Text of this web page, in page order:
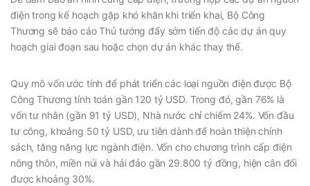
điện trong kế hoạch gặp khó khăn khi triển khai, Bộ Công
Thương sẽ báo cáo Thủ tướng đẩy sớm tiến độ các dự án quy
hoạch giai đoạn sau hoặc chọn dự án khác thay thế.
Quy mô vốn ước tính để phát triển các loại nguồn điện được Bộ
Công Thương tính toán gần 120 tỷ USD. Trong đó, gần 76% là
vốn tư nhân (gần 91 tỷ USD), Nhà nước chỉ chiếm 24%. Vốn đầu
tư công, khoảng 50 tỷ USD, ưu tiên dành để hoàn thiện chính
sách, tăng năng lực ngành điện. Vốn cho chương trình cấp điện
nông thôn, miền núi và hải đảo gần 29.800 tỷ đồng, hiện cân đối
được khoảng 30%.